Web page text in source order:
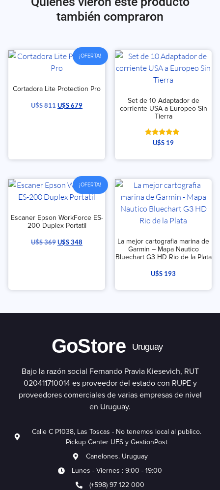
también compraron
¡OFERTA!
Cortadora Lite Protection Pro
U$S811U$S679
Set de 10 Adaptador de
corriente USA a Europeo Sin
Tierra
Valorado
con
de 5
U$S 19
¡OFERTA!
Escaner Epson WorkForce ES-
200 Duplex Portatil
U$S369U$S348
La mejor cartografia marina de
Garmin – Mapa Nautico
Bluechart G3 HD Rio de la Plata
U$S 193
GoStore Uruguay
Bajo la razón social Fernando Pravia Kiesevich, RUT
020411710014 es proveedor del estado con RUPE y
proveedores comerciales de varias empresas de nivel
en Uruguay.
Calle C P1038, Las Toscas - No tenemos local al publico.
Pickup Center UES y GestionPost
Canelones. Uruguay
Lunes - Viernes : 9:00 - 19:00
(+598) 97 122 000